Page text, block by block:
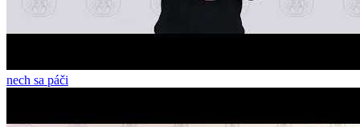
nech sa páči